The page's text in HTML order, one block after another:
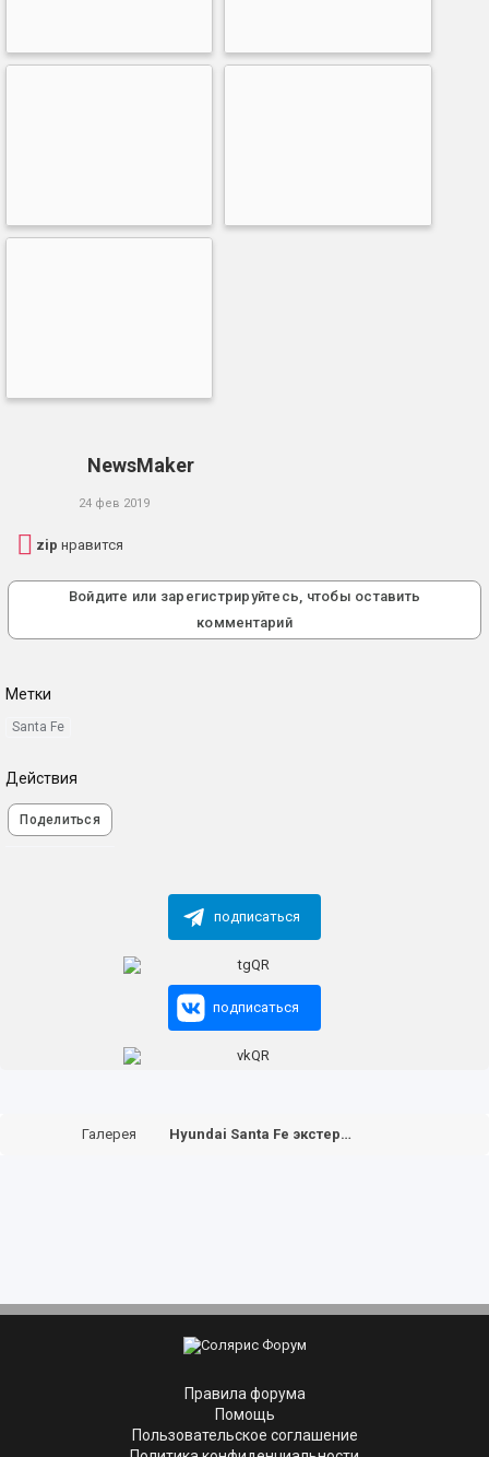
NewsMaker
24 фев 2019
zip нравится
Войдите или зарегистрируйтесь, чтобы оставить
комментарий
Метки
Santa Fe
Действия
Поделиться
подписаться
подписаться
Галерея Hyundai Santa Fe экстерьер
Правила форума
Помощь
Пользовательское соглашение